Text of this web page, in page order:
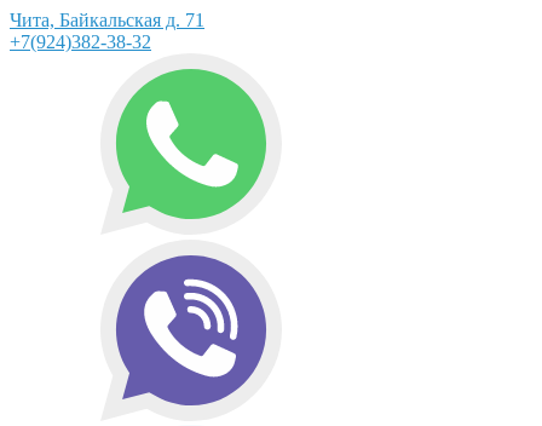
Чита, Байкальская д. 71
+7(924)382-38-32